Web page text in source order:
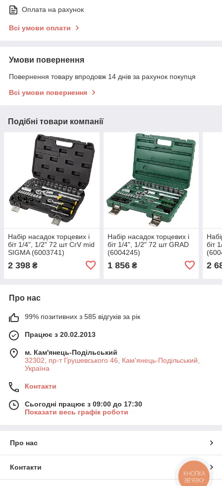
Оплата на рахунок
Всі умови оплати
Умови повернення
Повернення товару впродовж 14 днів за рахунок покупця
Всі умови повернення
Подібні товари компанії
Набір насадок торцевих і
біт 1/4", 1/2" 72 шт CrV mid
SIGMA (6003741)
2 398 ₴
Набір насадок торцевих і
біт 1/4", 1/2" 72 шт GRAD
(6004245)
1 856₴
біт
2
Про нас
99% позитивних з 585 відгуків за рік
Працює з 20.02.2013
м. Кам'янець-Подільський
32302, пр-т Грушевського 46, Кам'янець-Подільський,
Україна
Контакти
Сьогодні працює з 09:00 до 17:30
Показати весь графік роботи
Про нас
Контакти
КНОПКА
ЗВ'ЯЗКУ